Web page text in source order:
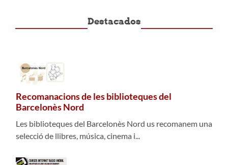
Destacados
Recomanacions de les biblioteques del
Barcelonès Nord
Les biblioteques del Barcelonès Nord us recomanem una
selecció de llibres, música, cinema i...